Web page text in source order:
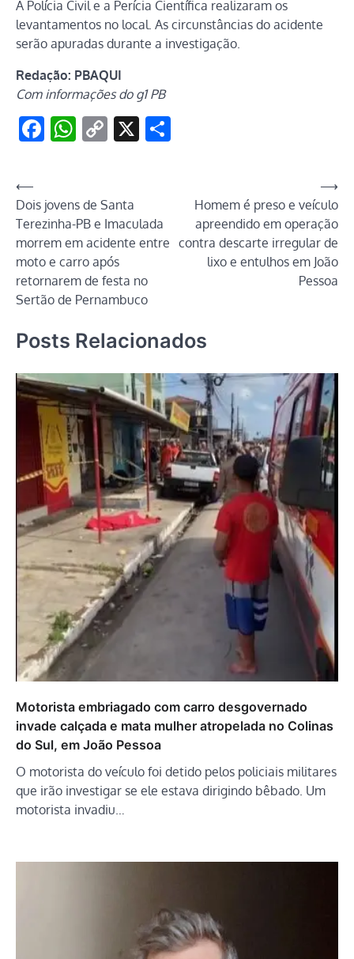
A Polícia Civil e a Perícia Científica realizaram os
levantamentos no local. As circunstâncias do acidente
serão apuradas durante a investigação.
Redação: PBAQUI
Com informações do g1 PB
Facebook
WhatsApp
Copy
X
Navegação
de
Post
⟵
Dois jovens de Santa
Terezinha-PB e Imaculada
morrem em acidente entre
moto e carro após
retornarem de festa no
Sertão de Pernambuco
Homem é preso e veículo
apreendido em operação
contra descarte irregular de
lixo e entulhos em João
Pessoa
⟶
Posts Relacionados
Motorista embriagado com carro desgovernado
invade calçada e mata mulher atropelada no Colinas
do Sul, em João Pessoa
O motorista do veículo foi detido pelos policiais militares
que irão investigar se ele estava dirigindo bêbado. Um
motorista invadiu…